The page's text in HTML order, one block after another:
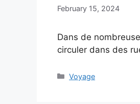
February 15, 2024
Dans de
circuler dans des
Categories
Voyage